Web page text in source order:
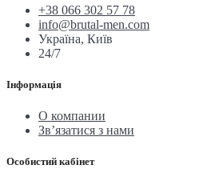
+38 066 302 57 78
info@brutal-men.com
Україна, Київ
24/7
Інформація
О компании
Зв’язатися з нами
Особистий кабінет